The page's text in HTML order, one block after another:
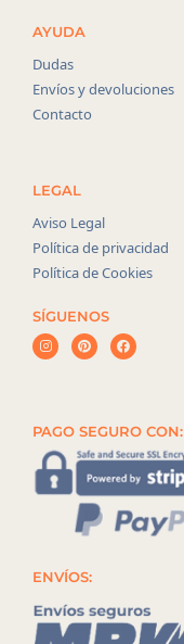
AYUDA
Dudas
Envíos y devoluciones
Contacto
LEGAL
Aviso Legal
Política de privacidad
Política de Cookies
SÍGUENOS
PAGO SEGURO CON:
ENVÍOS: